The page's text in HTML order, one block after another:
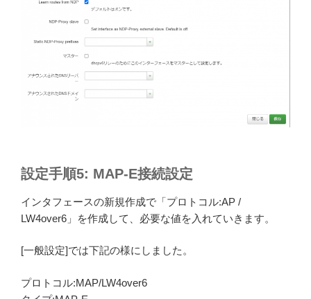
設定手順5: MAP-E接続設定
インタフェースの新規作成で「プロトコル:AP /
LW4over6」を作成して、必要な値を入れていきます。
[一般設定]では下記の様にしました。
プロトコル:MAP/LW4over6